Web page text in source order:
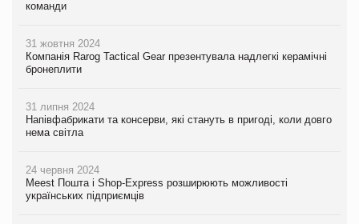
команди
31 жовтня 2024
Компанія Rarog Tactical Gear презентувала надлегкі керамічні
бронеплити
31 липня 2024
Напівфабрикати та консерви, які стануть в пригоді, коли довго
нема світла
24 червня 2024
Meest Пошта і Shop-Express розширюють можливості
українських підприємців